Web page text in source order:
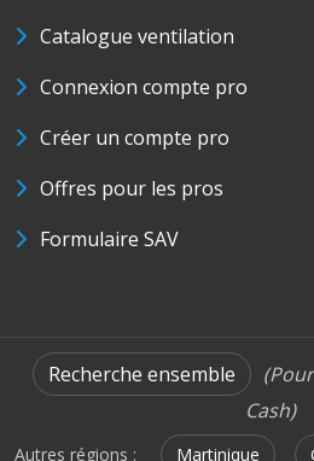
Catalogue ventilation
Connexion compte pro
Créer un compte pro
Offres pour les pros
Formulaire SAV
Recherche ensemble
Cash)
Autres régions : Martinique